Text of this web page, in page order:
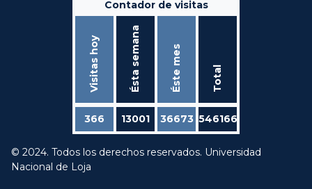
Contador de visitas
Visitas hoy Ésta semana Éste mes Total
366 13001 36673 546166
© 2024. Todos los derechos reservados. Universidad
Nacional de Loja